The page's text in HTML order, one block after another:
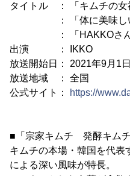
タイトル ： 「キムチの女
： 「体に美味しい発
： 「HAKKOさん？
出演 ： IKKO
放送開始日： 2021年9月1
放送地域 ： 全国
公式サイト：
https://
■「宗家キムチ 発酵キム
キムチの本場・韓国を代表
による深い風味が特長。